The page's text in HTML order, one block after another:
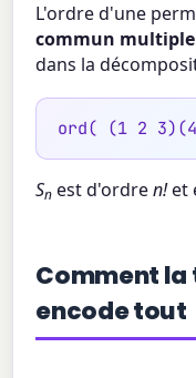
L'ordre d'une
commun multiple
dans la
ord( (1 2
Sn est d'ordren!et
Comment la
encode tout